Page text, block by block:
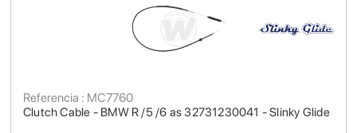
Clutch Cable - BMW R /5 /6 as 32731230041 - Slinky Glide
Referencia : MC7760